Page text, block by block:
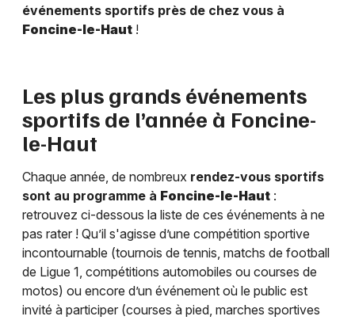
événements sportifs près de chez vous à
Foncine-le-Haut !
Les plus grands événements
sportifs de l’année à Foncine-
le-Haut
Chaque année, de nombreux rendez-vous sportifs
sont au programme à Foncine-le-Haut :
retrouvez ci-dessous la liste de ces événements à ne
pas rater ! Qu’il s'agisse d’une compétition sportive
incontournable (tournois de tennis, matchs de football
de Ligue 1, compétitions automobiles ou courses de
motos) ou encore d’un événement où le public est
invité à participer (courses à pied, marches sportives